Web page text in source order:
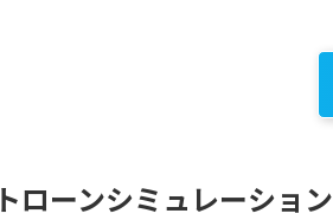
ローンシミュレーション